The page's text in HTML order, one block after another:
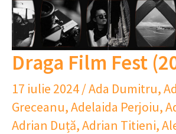
Draga Film Fest
17 iulie 2024/Ada Dumitru,
Greceanu,Adelaida Perjoiu,
Adrian Duță,Adrian Titieni,